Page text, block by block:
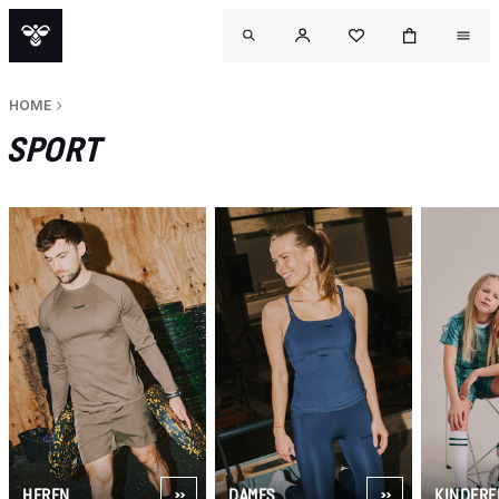
HOME
SPORT
HEREN DAMES